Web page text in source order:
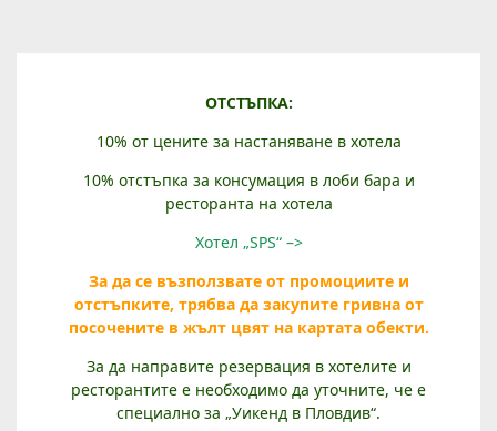
ОТСТЪПКА:
10% от цените за настаняване в хотела
10% отстъпка за консумация в лоби бара и
ресторанта на хотела
Хотел „SPS“ –>
За да се възползвате от промоциите и
отстъпките, трябва да закупите гривна от
посочените в жълт цвят на картата обекти.
За да направите резервация в хотелите и
ресторантите е необходимо да уточните, че е
специално за „Уикенд в Пловдив“.